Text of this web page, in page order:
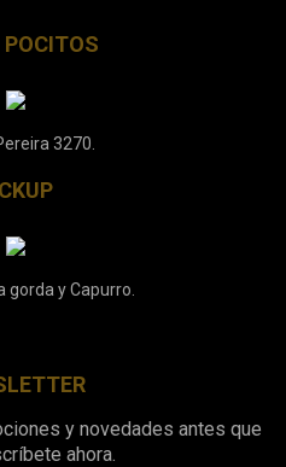
POCITOS
3270.
gorda y Capurro.
y novedades antes que
ahora.